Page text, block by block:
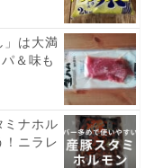
」は大満
＆味も
ミナホル
！ニラレ